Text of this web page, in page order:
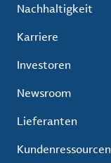
Nachhaltigkeit
Karriere
Investoren
Newsroom
Lieferanten
Kundenressourcen